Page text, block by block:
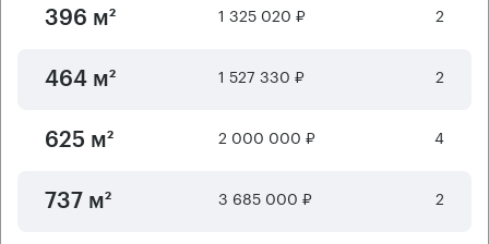
396 м² 1 325 020 ₽ 2
464 м² 1 527 330 ₽ 2
625 м² 2 000 000 ₽ 4
737 м² 3 685 000 ₽ 2